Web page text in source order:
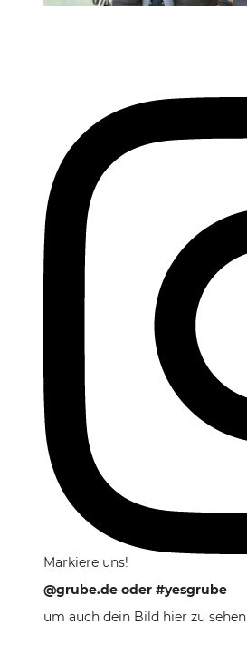
Markiere uns!
@grube.de oder #yesgrube
um auch dein Bild hier zu sehen